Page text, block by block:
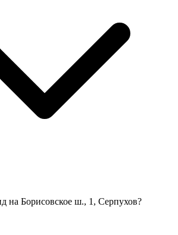
на Борисовское ш., 1, Серпухов?